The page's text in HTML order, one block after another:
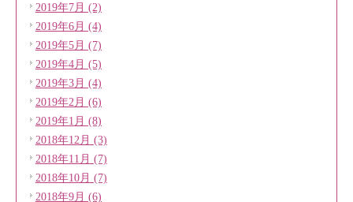
2019年7月 (2)
2019年6月 (4)
2019年5月 (7)
2019年4月 (5)
2019年3月 (4)
2019年2月 (6)
2019年1月 (8)
2018年12月 (3)
2018年11月 (7)
2018年10月 (7)
2018年9月 (6)